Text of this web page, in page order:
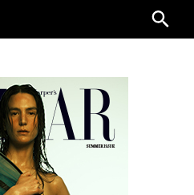
for: